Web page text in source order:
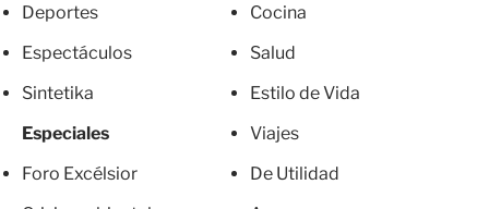
Deportes
Espectáculos
Sintetika
Especiales
Foro Excélsior
Cocina
Salud
Estilo de Vida
Viajes
De Utilidad